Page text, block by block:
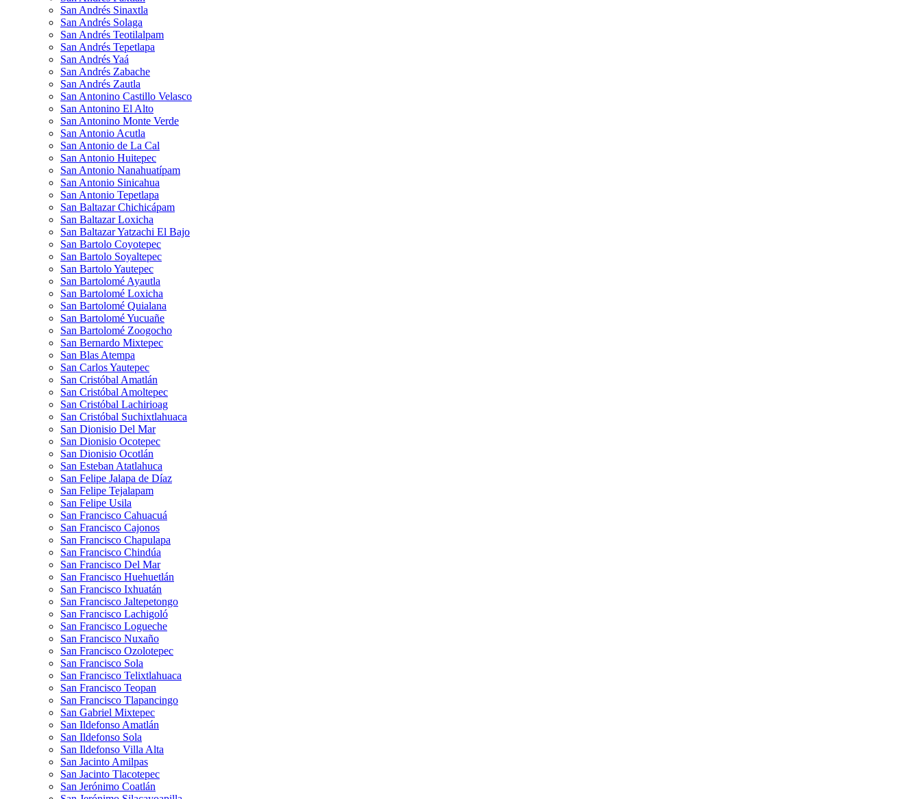
San Andrés Sinaxtla
San Andrés Solaga
San Andrés Teotilalpam
San Andrés Tepetlapa
San Andrés Yaá
San Andrés Zabache
San Andrés Zautla
San Antonino Castillo Velasco
San Antonino El Alto
San Antonino Monte Verde
San Antonio Acutla
San Antonio de La Cal
San Antonio Huitepec
San Antonio Nanahuatípam
San Antonio Sinicahua
San Antonio Tepetlapa
San Baltazar Chichicápam
San Baltazar Loxicha
San Baltazar Yatzachi El Bajo
San Bartolo Coyotepec
San Bartolo Soyaltepec
San Bartolo Yautepec
San Bartolomé Ayautla
San Bartolomé Loxicha
San Bartolomé Quialana
San Bartolomé Yucuañe
San Bartolomé Zoogocho
San Bernardo Mixtepec
San Blas Atempa
San Carlos Yautepec
San Cristóbal Amatlán
San Cristóbal Amoltepec
San Cristóbal Lachirioag
San Cristóbal Suchixtlahuaca
San Dionisio Del Mar
San Dionisio Ocotepec
San Dionisio Ocotlán
San Esteban Atatlahuca
San Felipe Jalapa de Díaz
San Felipe Tejalapam
San Felipe Usila
San Francisco Cahuacuá
San Francisco Cajonos
San Francisco Chapulapa
San Francisco Chindúa
San Francisco Del Mar
San Francisco Huehuetlán
San Francisco Ixhuatán
San Francisco Jaltepetongo
San Francisco Lachigoló
San Francisco Logueche
San Francisco Nuxaño
San Francisco Ozolotepec
San Francisco Sola
San Francisco Telixtlahuaca
San Francisco Teopan
San Francisco Tlapancingo
San Gabriel Mixtepec
San Ildefonso Amatlán
San Ildefonso Sola
San Ildefonso Villa Alta
San Jacinto Amilpas
San Jacinto Tlacotepec
San Jerónimo Coatlán